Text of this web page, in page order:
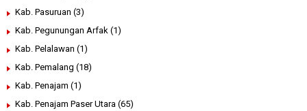
Kab. Pasuruan (3)
Kab. Pegunungan Arfak (1)
Kab. Pelalawan (1)
Kab. Pemalang (18)
Kab. Penajam (1)
Kab. Penajam Paser Utara (65)